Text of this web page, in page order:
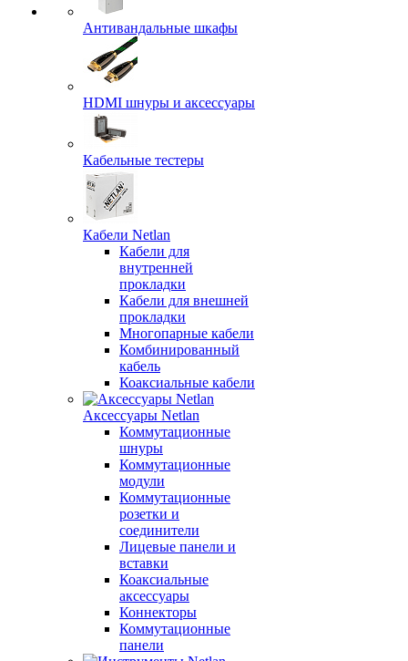
Антивандальные шкафы
HDMI шнуры и аксессуары
Кабельные тестеры
Кабели Netlan
Кабели для
внутренней
прокладки
Кабели для внешней
прокладки
Многопарные кабели
Комбинированный
кабель
Коаксиальные кабели
Аксессуары Netlan
Коммутационные
шнуры
Коммутационные
модули
Коммутационные
розетки и
соединители
Лицевые панели и
вставки
Коаксиальные
аксессуары
Коннекторы
Коммутационные
панели